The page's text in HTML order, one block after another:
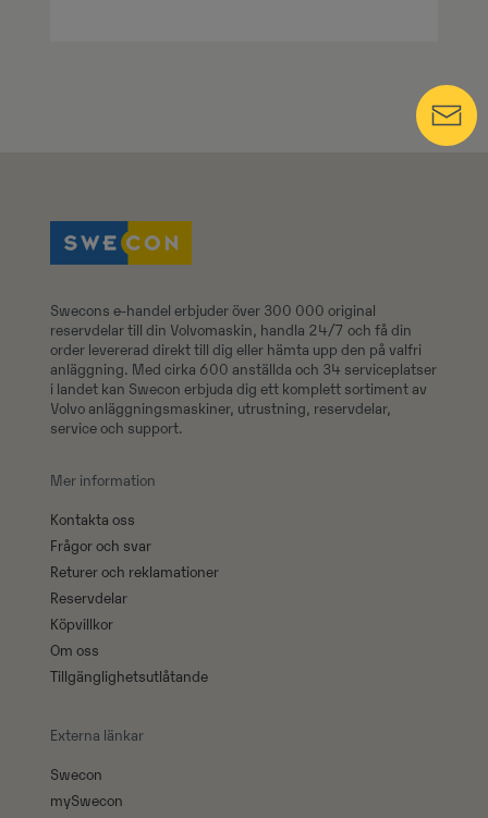
Swecons e-handel erbjuder över 300 000 original
reservdelar till din Volvomaskin, handla 24/7 och få din
order levererad direkt till dig eller hämta upp den på valfri
anläggning. Med cirka 600 anställda och 34 serviceplatser
i landet kan Swecon erbjuda dig ett komplett sortiment av
Volvo anläggningsmaskiner, utrustning, reservdelar,
service och support.
Mer information
Kontakta oss
Frågor och svar
Returer och reklamationer
Reservdelar
Köpvillkor
Om oss
Tillgänglighetsutlåtande
Externa länkar
Swecon
mySwecon